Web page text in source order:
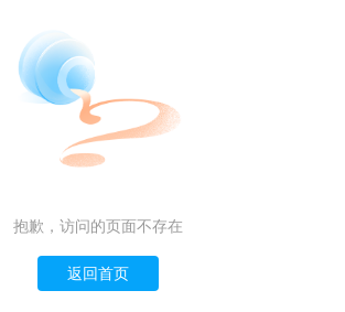
抱歉，访问的页面不存在
返回首页